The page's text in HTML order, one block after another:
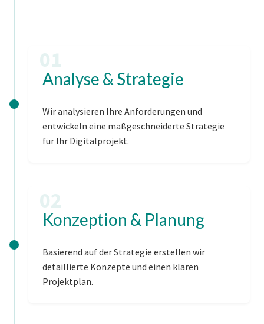
01
Analyse & Strategie
Wir analysieren Ihre Anforderungen und
entwickeln eine maßgeschneiderte Strategie
für Ihr Digitalprojekt.
02
Konzeption & Planung
Basierend auf der Strategie erstellen wir
detaillierte Konzepte und einen klaren
Projektplan.